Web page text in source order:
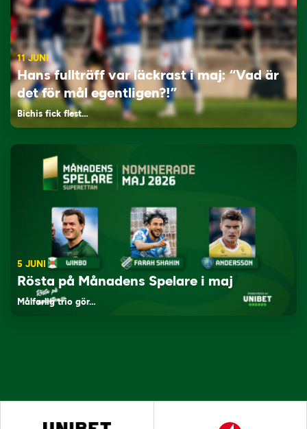
11 JUNI
Hans fullträff var läckrast i maj: “Vad är
det för mål egentligen?!”
Bichis fick flest…
5 JUNI
Rösta på Månadens Spelare i maj
Målfarlig trio gör…